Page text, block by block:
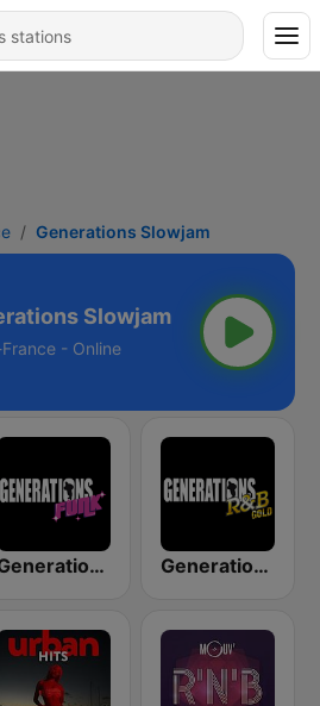
Generations Slowjam
Slowjam
- Online
Generations Funk Generations R&B Gold